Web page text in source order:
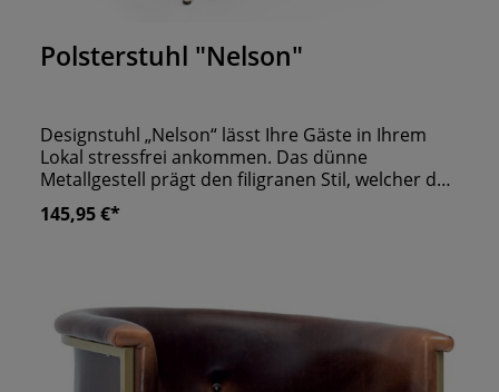
Durchschnittliche Bewertung von 0 von 5 Sternen
Polsterstuhl "Nelson"
Designstuhl „Nelson“ lässt Ihre Gäste in Ihrem
Lokal stressfrei ankommen. Das dünne
Metallgestell prägt den filigranen Stil, welcher den
Stuhl auszeichnet. Durch die gewölbte
Rückenlehne, welche gleichzeitig auch als
Aufenthalt. Dank der länglichen Steppung wirkt
„Nelson“ sehr schmal und ist wie gemacht für
kleinere Räume.
145,95 €*